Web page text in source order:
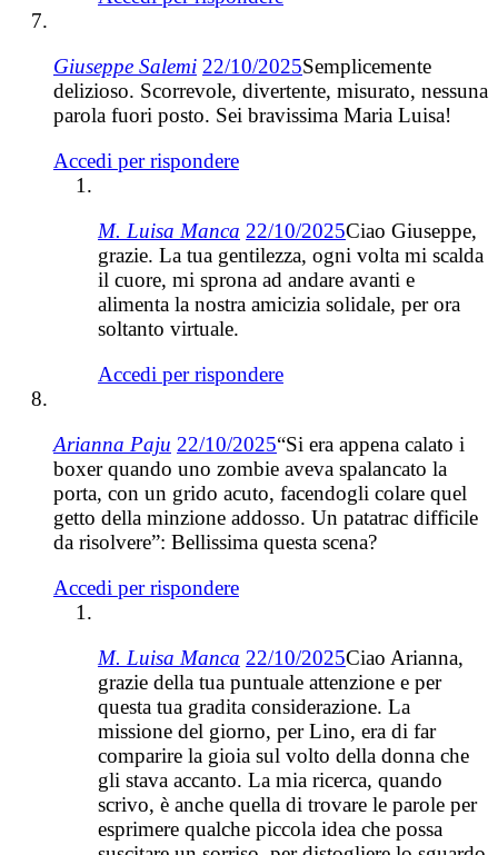
Giuseppe Salemi 22/10/2025Semplicemente
delizioso. Scorrevole, divertente, misurato, nessuna
parola fuori posto. Sei bravissima Maria Luisa!
Accedi per rispondere
M. Luisa Manca 22/10/2025Ciao Giuseppe,
grazie. La tua gentilezza, ogni volta mi scalda
il cuore, mi sprona ad andare avanti e
alimenta la nostra amicizia solidale, per ora
soltanto virtuale.
Accedi per rispondere
Arianna Paju 22/10/2025“Si era appena calato i
boxer quando uno zombie aveva spalancato la
porta, con un grido acuto, facendogli colare quel
getto della minzione addosso. Un patatrac difficile
da risolvere”: Bellissima questa scena?
Accedi per rispondere
M. Luisa Manca 22/10/2025Ciao Arianna,
grazie della tua puntuale attenzione e per
questa tua gradita considerazione. La
missione del giorno, per Lino, era di far
comparire la gioia sul volto della donna che
gli stava accanto. La mia ricerca, quando
scrivo, è anche quella di trovare le parole per
esprimere qualche piccola idea che possa